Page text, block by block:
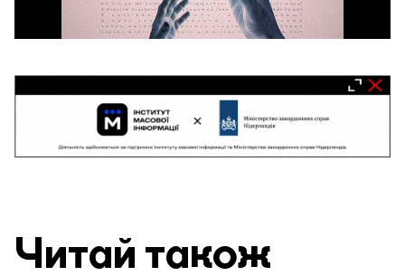
Читай також